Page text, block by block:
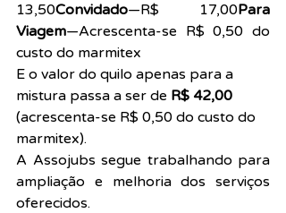
13,50Convidado—R$ 17,00Para
Viagem—Acrescenta-se R$ 0,50 do
custo do marmitex
E o valor do quilo apenas para a
mistura passa a ser de R$ 42,00
(acrescenta-se R$ 0,50 do custo do
marmitex).
A Assojubs segue trabalhando para
ampliação e melhoria dos serviços
oferecidos.